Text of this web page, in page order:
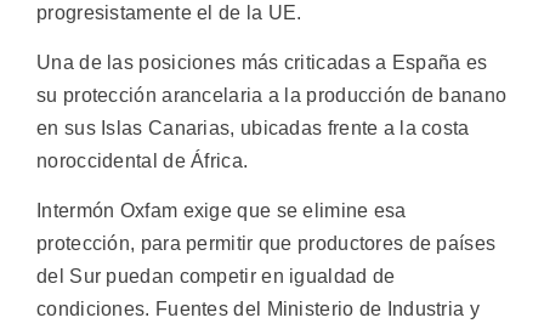
progresistamente el de la UE.
Una de las posiciones más criticadas a España es
su protección arancelaria a la producción de banano
en sus Islas Canarias, ubicadas frente a la costa
noroccidental de África.
Intermón Oxfam exige que se elimine esa
protección, para permitir que productores de países
del Sur puedan competir en igualdad de
condiciones. Fuentes del Ministerio de Industria y